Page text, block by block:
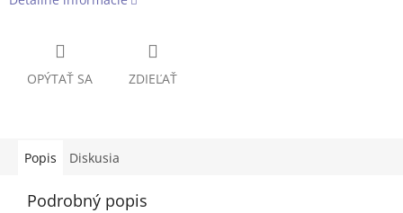
OPÝTAŤ SA ZDIEĽAŤ
Popis Diskusia
Podrobný popis